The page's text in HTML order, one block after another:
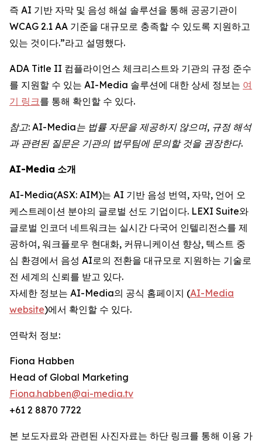
즉 AI 기반 자막 및 음성 해설 솔루션을 통해 공공기관이
WCAG 2.1 AA 기준을 대규모로 충족할 수 있도록 지원하고
있는 것이다.”라고 설명했다.
ADA Title II 컴플라이언스 체크리스트와 기관의 규정 준수
를 지원할 수 있는 AI-Media 솔루션에 대한 상세 정보는 여
기 링크를 통해 확인할 수 있다.
참고: AI-Media는 법률 자문을 제공하지 않으며, 규정 해석
과 관련된 질문은 기관의 법무팀에 문의할 것을 권장한다.
AI-Media 소개
AI-Media(ASX: AIM)는 AI 기반 음성 번역, 자막, 언어 오
케스트레이션 분야의 글로벌 선도 기업이다. LEXI Suite와
글로벌 인코더 네트워크는 실시간 다국어 인텔리전스를 제
공하여, 워크플로우 현대화, 커뮤니케이션 향상, 텍스트 중
심 환경에서 음성 AI로의 전환을 대규모로 지원하는 기술로
전 세계의 신뢰를 받고 있다.
자세한 정보는 AI-Media의 공식 홈페이지 (AI-Media
website)에서 확인할 수 있다.
연락처 정보:
Fiona Habben
Head of Global Marketing
Fiona.habben@ai-media.tv
+61 2 8870 7722
본 보도자료와 관련된 사진자료는 하단 링크를 통해 이용 가